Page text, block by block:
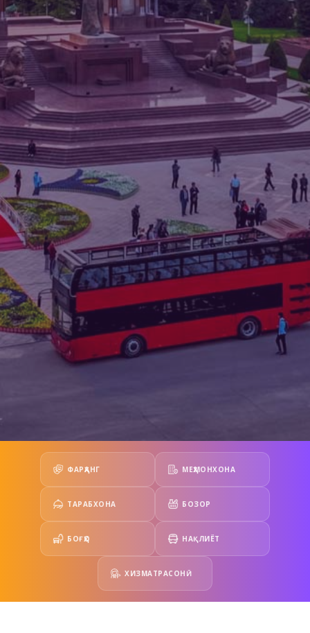
ФАРҲАНГ МЕҲМОНХОНА
ТАРАБХОНА БОЗОР
БОҒҲО НАҚЛИЁТ
ХИЗМАТРАСОНӢ